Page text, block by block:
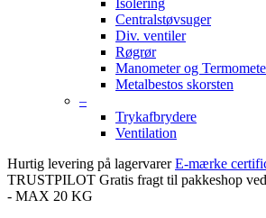
Isolering
Centralstøvsuger
Div. ventiler
Røgrør
Manometer og
Metalbestos skorsten
–
Trykafbrydere
Ventilation
Hurtig levering på lagervarer E-mærke
TRUSTPILOT Gratis fragt til pakkeshop
- MAX 20 KG